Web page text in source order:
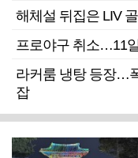
해체설 뒤집은 LIV
프로야구 취소…11
라커룸 냉탕 등장…
잡